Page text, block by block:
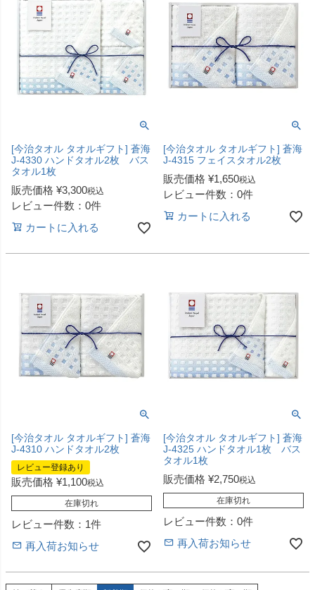
[今治タオル タオルギフト] 蒼海
J-4330 ハンドタオル2枚 バス
タオル1枚
販売価格 ¥3,300税込
レビュー件数：0件
カートに入れる
[今治タオル タオルギフト] 蒼海
J-4315 フェイスタオル2枚
販売価格 ¥1,650税込
レビュー件数：0件
カートに入れる
[今治タオル タオルギフト] 蒼海
J-4310 ハンドタオル2枚
レビュー登録あり
販売価格 ¥1,100税込
在庫切れ
レビュー件数：1件
再入荷お知らせ
[今治タオル タオルギフト] 蒼海
J-4325 ハンドタオル1枚 バス
タオル1枚
販売価格 ¥2,750税込
在庫切れ
レビュー件数：0件
再入荷お知らせ